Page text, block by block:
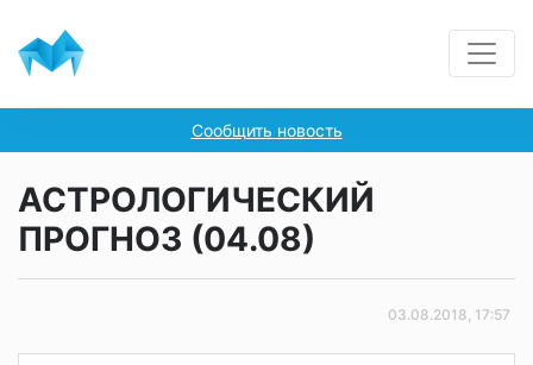
Сообщить новость
АСТРОЛОГИЧЕСКИЙ
ПРОГНОЗ (04.08)
03.08.2018, 17:57